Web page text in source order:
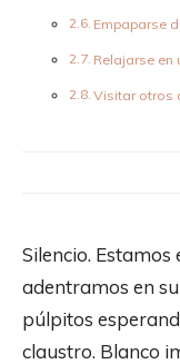
Empaparse
Relajarse en
Visitar otros
Silencio. Estamos
adentramos en
púlpitos
claustro. Blanco